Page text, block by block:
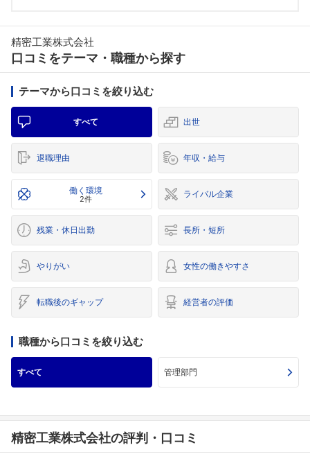
精密工業株式会社
口コミをテーマ・職種から探す
テーマから口コミを絞り込む
すべて 出世
退職理由 年収・給与
働く環境
2件 ライバル企業
残業・休日出勤 長所・短所
やりがい 女性の働きやすさ
転職後のギャップ 経営者の評価
職種から口コミを絞り込む
すべて 管理部門
精密工業株式会社の評判・口コミ